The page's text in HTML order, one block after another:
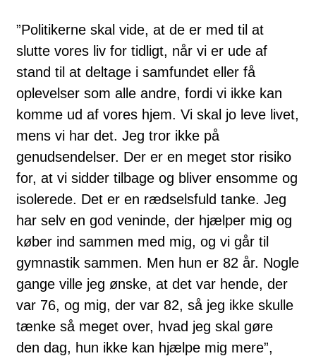
”Politikerne skal vide, at de er med til at
slutte vores liv for tidligt, når vi er ude af
stand til at deltage i samfundet eller få
oplevelser som alle andre, fordi vi ikke kan
komme ud af vores hjem. Vi skal jo leve livet,
mens vi har det. Jeg tror ikke på
genudsendelser. Der er en meget stor risiko
for, at vi sidder tilbage og bliver ensomme og
isolerede. Det er en rædselsfuld tanke. Jeg
har selv en god veninde, der hjælper mig og
køber ind sammen med mig, og vi går til
gymnastik sammen. Men hun er 82 år. Nogle
gange ville jeg ønske, at det var hende, der
var 76, og mig, der var 82, så jeg ikke skulle
tænke så meget over, hvad jeg skal gøre
den dag, hun ikke kan hjælpe mig mere”,